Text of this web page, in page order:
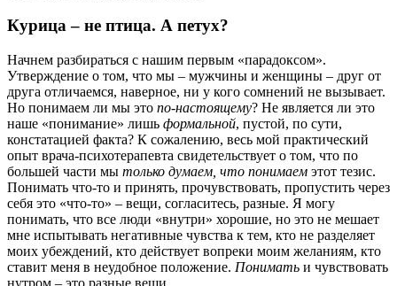
Курица – не птица. А петух?
Начнем разбираться с нашим первым «парадоксом».
Утверждение о том, что мы – мужчины и женщины – друг от
друга отличаемся, наверное, ни у кого сомнений не вызывает.
Но понимаем ли мы это по-настоящему? Не является ли это
наше «понимание» лишь формальной, пустой, по сути,
констатацией факта? К сожалению, весь мой практический
опыт врача-психотерапевта свидетельствует о том, что по
большей части мы только думаем, что понимаем этот тезис.
Понимать что-то и принять, прочувствовать, пропустить через
себя это «что-то» – вещи, согласитесь, разные. Я могу
понимать, что все люди «внутри» хорошие, но это не мешает
мне испытывать негативные чувства к тем, кто не разделяет
моих убеждений, кто действует вопреки моим желаниям, кто
ставит меня в неудобное положение. Понимать и чувствовать